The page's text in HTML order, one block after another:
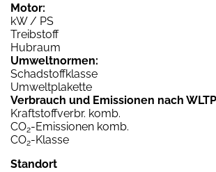
Motor:
kW / PS
Treibstoff
Hubraum
Umweltnormen:
Schadstoffklasse
Umweltplakette
Verbrauch und Emissionen nach
Kraftstoffverbr. komb.
CO2-Emissionen komb.
CO2-Klasse
Standort